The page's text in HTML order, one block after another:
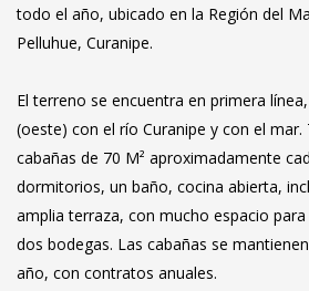
todo el año, ubicado en la Región del
Pelluhue, Curanipe.
El terreno se encuentra en primera
(oeste) con el río Curanipe y con el
cabañas de 70 M² aproximadamente
dormitorios, un baño, cocina abierta,
amplia terraza, con mucho espacio
dos bodegas. Las cabañas se
año, con contratos anuales.